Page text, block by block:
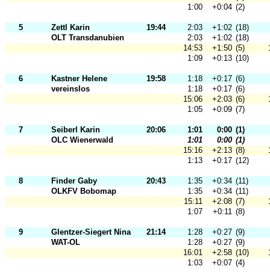
1:00
+0:04 (2)
5 Zettl Karin 19:44 2:03 +1:02 (18)
OLT Transdanubien
2:03 +1:02 (18)
14:53
+1:50 (5)
1:09
+0:13 (10)
6 Kastner Helene 19:58 1:18 +0:17 (6)
vereinslos
1:18 +0:17 (6)
15:06
+2:03 (6)
1:05
+0:09 (7)
7 Seiberl Karin 20:06 1:01 0:00 (1)
OLC Wienerwald
1:01 0:00 (1)
15:16
+2:13 (8)
1:13
+0:17 (12)
8 Finder Gaby 20:43 1:35 +0:34 (11)
OLKFV Bobomap
1:35 +0:34 (11)
15:11
+2:08 (7)
1:07
+0:11 (8)
9 Glentzer-Siegert Nina 21:14 1:28 +0:27 (9)
WAT-OL
1:28 +0:27 (9)
16:01
+2:58 (10)
1:03
+0:07 (4)